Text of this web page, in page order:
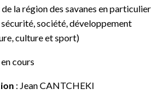
la région des savanes en particulier
société, développement
culture et sport)
cours
: Jean CANTCHEKI